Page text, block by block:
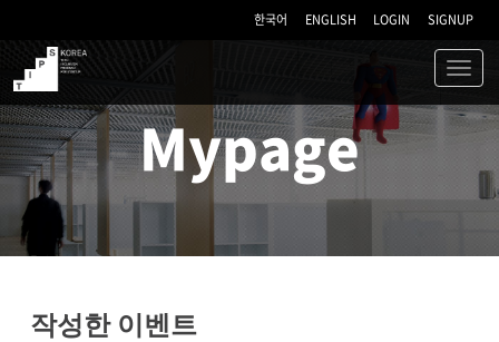
한국어 ENGLISH LOGIN SIGNUP
TIPS
Mypage
작성한 이벤트